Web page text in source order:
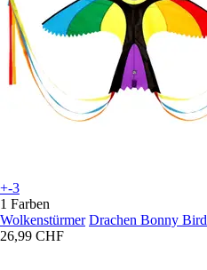
+-3
1 Farben
Wolkenstürmer Drachen Bonny Bird
26,99 CHF